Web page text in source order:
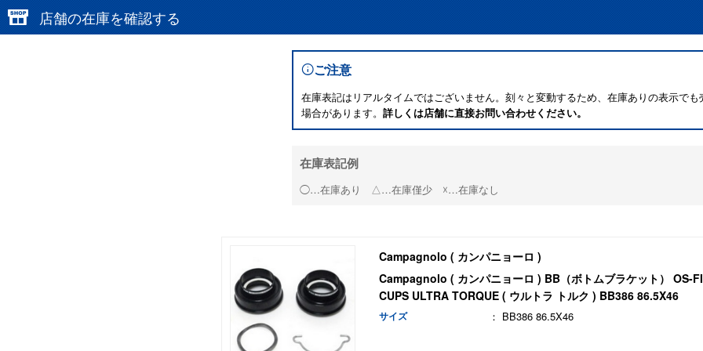
店舗の在庫を確認する
ご注意
在庫表記はリアルタイムではございません。刻々と変動するため、在庫ありの表示でも
場合があります。 詳しくは店舗に直接お問い合わせください。
在庫表記例
◯…在庫あり △…在庫僅少 ☓…在庫なし
Campagnolo ( カンパニョーロ )
Campagnolo ( カンパニョーロ ) BB（ボトムブラケット） OS-
CUPS ULTRA TORQUE ( ウルトラ トルク ) BB386 86.5X46
サイズ ： BB386 86.5X46